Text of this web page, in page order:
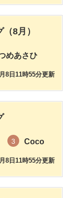
8月）
めあさひ
8日11時55分更新
3 Coco
8日11時55分更新